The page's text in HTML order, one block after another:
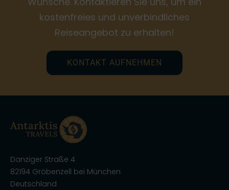
kostenfreies und unverbindliches
Reiseangebot zu erhalten!
KONTAKT AUFNEHMEN
Danziger Straße 4
82194 Gröbenzell bei München
Deutschland